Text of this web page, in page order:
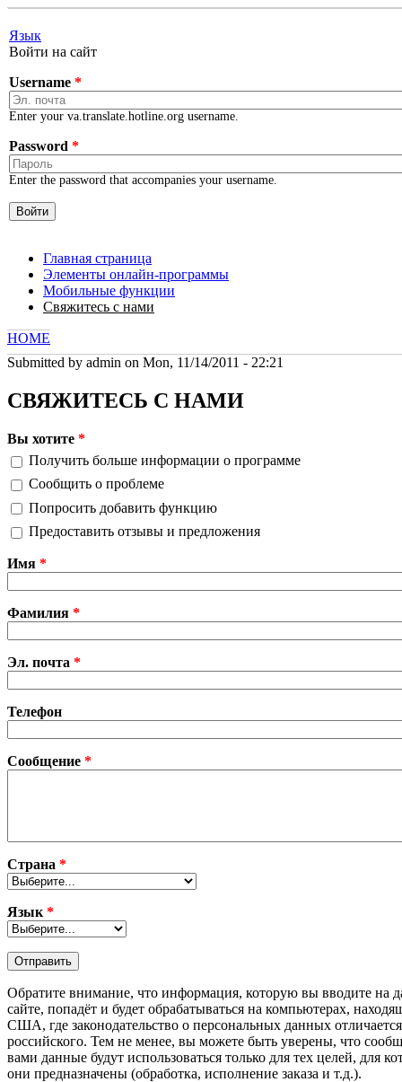
Язык
Войти на сайт
Username *
Enter your va.translate.hotline.org username.
Password *
Enter the password that accompanies your username.
Главная страница
Элементы онлайн-программы
Мобильные функции
Свяжитесь с нами
YOU ARE HERE
HOME
Submitted by admin on Mon, 11/14/2011 - 22:21
СВЯЖИТЕСЬ С НАМИ
Вы хотите *
Получить больше информации о программе
Сообщить о проблеме
Попросить добавить функцию
Предоставить отзывы и предложения
Имя *
Фамилия *
Эл. почта *
Телефон
Cообщение *
Страна *
Язык *
Обратите внимание, что информация, которую вы вводите на
сайте, попадёт и будет обрабатываться на компьютерах,
США, где законодательство о персональных данных
российского. Тем не менее, вы можете быть уверены, что
вами данные будут использоваться только для тех целей, для
они предназначены (обработка, исполнение заказа и т.д.).